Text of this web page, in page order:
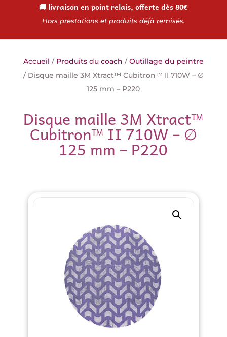
🚚 livraison en point relais, offerte dès 80€
Hors prestations et produits déjà remisés.
Accueil / Produits du coach /Outillage du peintre
/ Disque maille 3M Xtract™ Cubitron™ II 710W – ∅
125 mm – P220
Disque maille 3M Xtract™
Cubitron™ II 710W – ∅
125 mm – P220